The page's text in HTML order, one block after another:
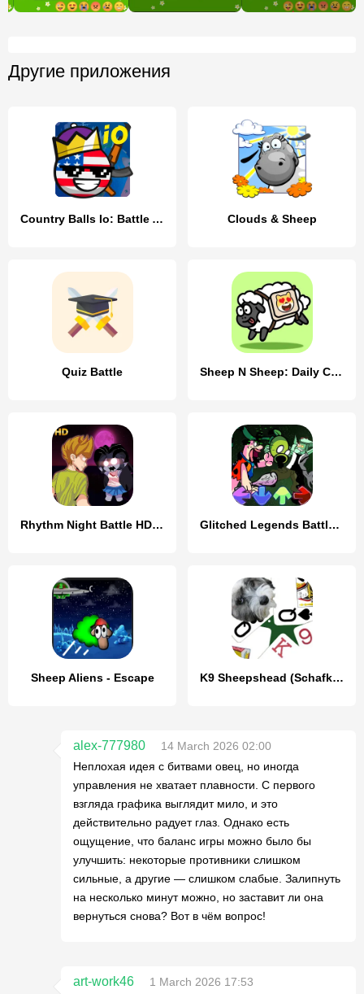
Другие приложения
Country Balls Io: Battle Arena Clouds & Sheep
Quiz Battle Sheep N Sheep: Daily Challenge
Rhythm Night Battle HD Mod Glitched Legends Battle Mod
Sheep Aliens - Escape K9 Sheepshead (Schafkopf)
alex-777980
14 March 2026 02:00
Неплохая идея с битвами овец, но иногда
управления не хватает плавности. С первого
взгляда графика выглядит мило, и это
действительно радует глаз. Однако есть
ощущение, что баланс игры можно было бы
улучшить: некоторые противники слишком
сильные, а другие — слишком слабые. Залипнуть
на несколько минут можно, но заставит ли она
вернуться снова? Вот в чём вопрос!
art-work46
1 March 2026 17:53